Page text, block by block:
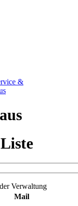
&
Verwaltung
Mail